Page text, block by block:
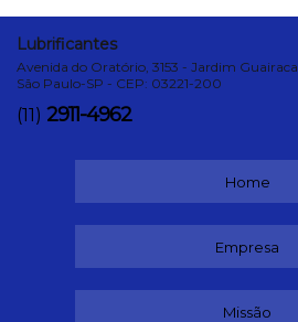
Lubrificantes
Avenida do Oratório, 3153 - Jardim Guairaca
São Paulo-SP - CEP: 03221-200
(11) 2911-4962
Home
Empresa
Missão